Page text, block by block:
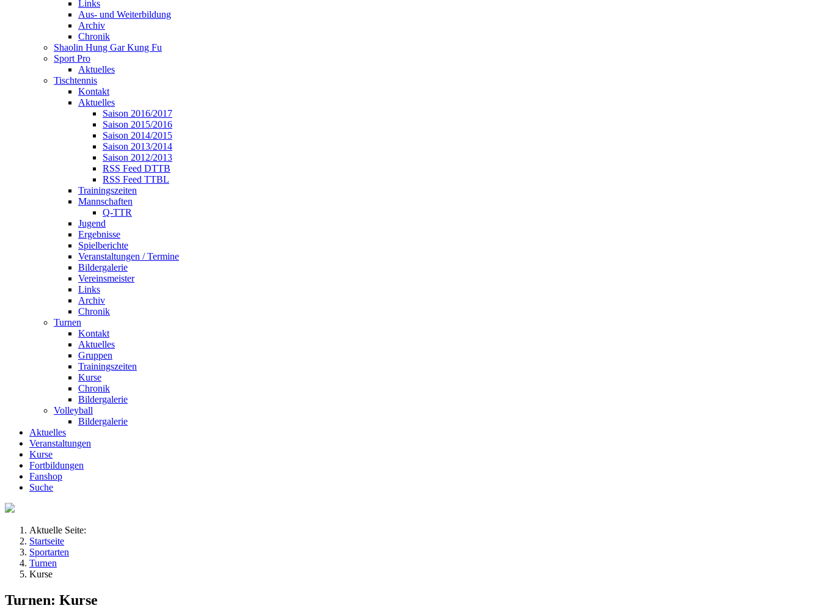
Links
Aus- und Weiterbildung
Archiv
Chronik
Shaolin Hung Gar Kung Fu
Sport Pro
Aktuelles
Tischtennis
Kontakt
Aktuelles
Saison 2016/2017
Saison 2015/2016
Saison 2014/2015
Saison 2013/2014
Saison 2012/2013
RSS Feed DTTB
RSS Feed TTBL
Trainingszeiten
Mannschaften
Q-TTR
Jugend
Ergebnisse
Spielberichte
Veranstaltungen / Termine
Bildergalerie
Vereinsmeister
Links
Archiv
Chronik
Turnen
Kontakt
Aktuelles
Gruppen
Trainingszeiten
Kurse
Chronik
Bildergalerie
Volleyball
Bildergalerie
Aktuelles
Veranstaltungen
Kurse
Fortbildungen
Fanshop
Suche
Aktuelle Seite:
Startseite
Sportarten
Turnen
Kurse
Turnen: Kurse